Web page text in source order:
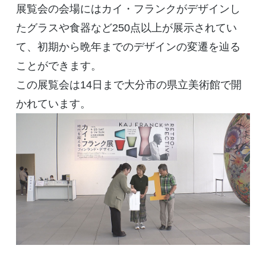
展覧会の会場にはカイ・フランクがデザインし
たグラスや食器など250点以上が展示されてい
て、初期から晩年までのデザインの変遷を辿る
ことができます。
この展覧会は14日まで大分市の県立美術館で開
かれています。